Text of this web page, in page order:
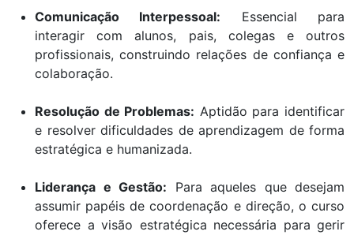
Comunicação Interpessoal: Essencial para
interagir com alunos, pais, colegas e outros
profissionais, construindo relações de confiança e
colaboração.
Resolução de Problemas: Aptidão para identificar
e resolver dificuldades de aprendizagem de forma
estratégica e humanizada.
Liderança e Gestão: Para aqueles que desejam
assumir papéis de coordenação e direção, o curso
oferece a visão estratégica necessária para gerir